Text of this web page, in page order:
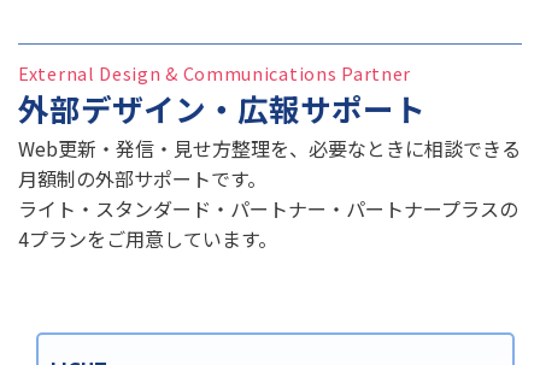
External Design & Communications Partner
外部デザイン・広報サポート
Web更新・発信・見せ方整理を、必要なときに相談できる
月額制の外部サポートです。
ライト・スタンダード・パートナー・パートナープラスの
4プランをご用意しています。